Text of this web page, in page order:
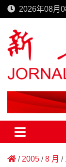
Skip
to
content
2026年08月
新華澳報
2005 8 月